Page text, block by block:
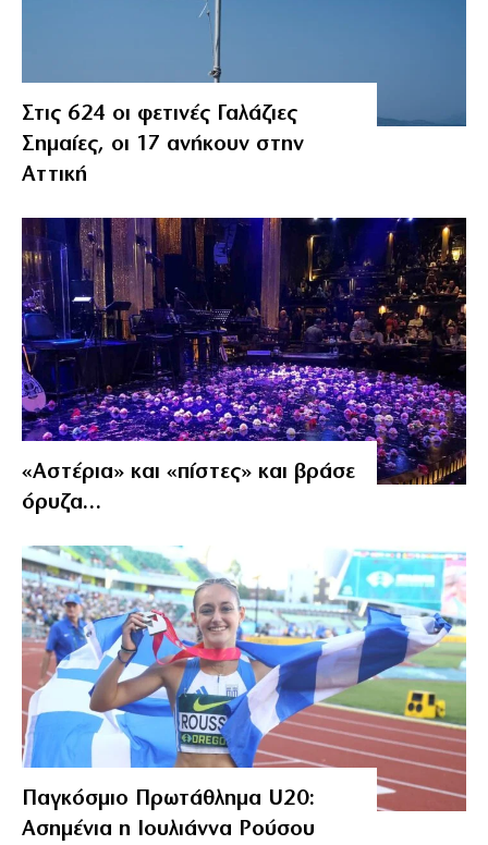
Στις 624 οι φετινές Γαλάζιες
Σημαίες, οι 17 ανήκουν στην
Αττική
«Αστέρια» και «πίστες» και βράσε
όρυζα…
Παγκόσμιο Πρωτάθλημα U20:
Ασημένια η Ιουλιάννα Ρούσου